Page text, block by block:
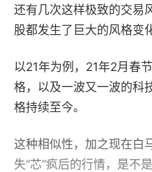
还有几次这样极致的交易
股都发生了巨大的风格变
以21年为例，21年2月春
格，以及一波又一波的科
格持续至今。
这种相似性，加之现在白
失“芯”疯后的行情，是不